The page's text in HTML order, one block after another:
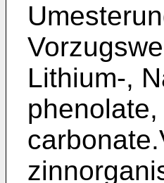
Lithium-,